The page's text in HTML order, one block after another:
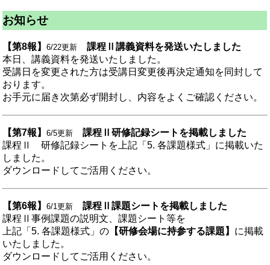
お知らせ
【第8報】6/22更新 課程Ⅱ講義資料を発送いたしました
本日、講義資料を発送いたしました。
受講日を変更された方は受講日変更後再決定通知を同封して
おります。
お手元に届き次第必ず開封し、内容をよくご確認ください。
【第7報】6/5更新 課程Ⅱ研修記録シートを掲載しました
課程Ⅱ 研修記録シートを 上記「5. 各課題様式 」 に掲載いた
しました。
ダウンロードしてご活用ください。
【第6報】6/1更新 課程Ⅱ課題シートを掲載しました
課程Ⅱ事例課題の説明文、課題シート等を
上記「5. 各課題様式 」の 【研修会場に持参する課題】 に掲載
いたしました。
ダウンロードしてご活用ください。